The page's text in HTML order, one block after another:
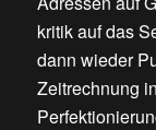
kritik auf das
dann wieder
Zeitrechnung